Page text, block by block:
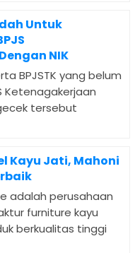
Untuk
NIK
BPJSTK yang belum
Ketenagakerjaan
tersebut
Kayu Jati, Mahoni
adalah perusahaan
furniture kayu
berkualitas tinggi